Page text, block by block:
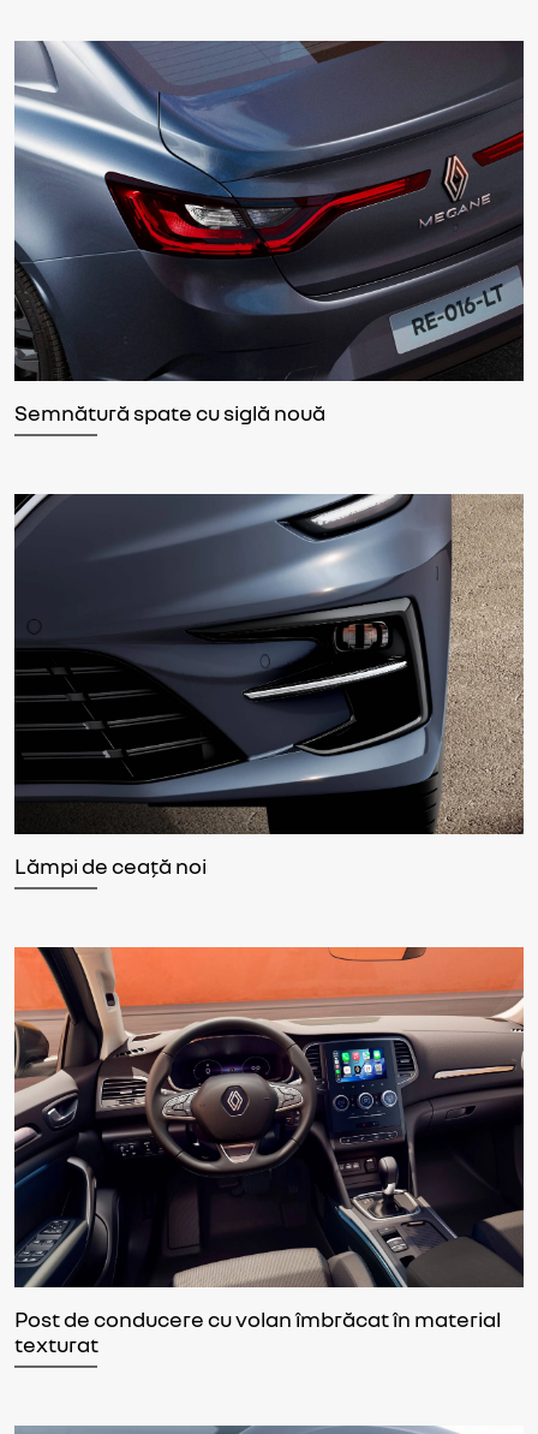
Semnătură spate cu siglă nouă
Lămpi de ceață noi
Post de conducere cu volan îmbrăcat în material
texturat